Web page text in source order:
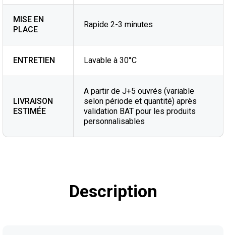
MISE EN
PLACE
Rapide 2-3 minutes
ENTRETIEN Lavable à 30°C
LIVRAISON
ESTIMÉE
A partir de J+5 ouvrés (variable
selon période et quantité) après
validation BAT pour les produits
personnalisables
Description